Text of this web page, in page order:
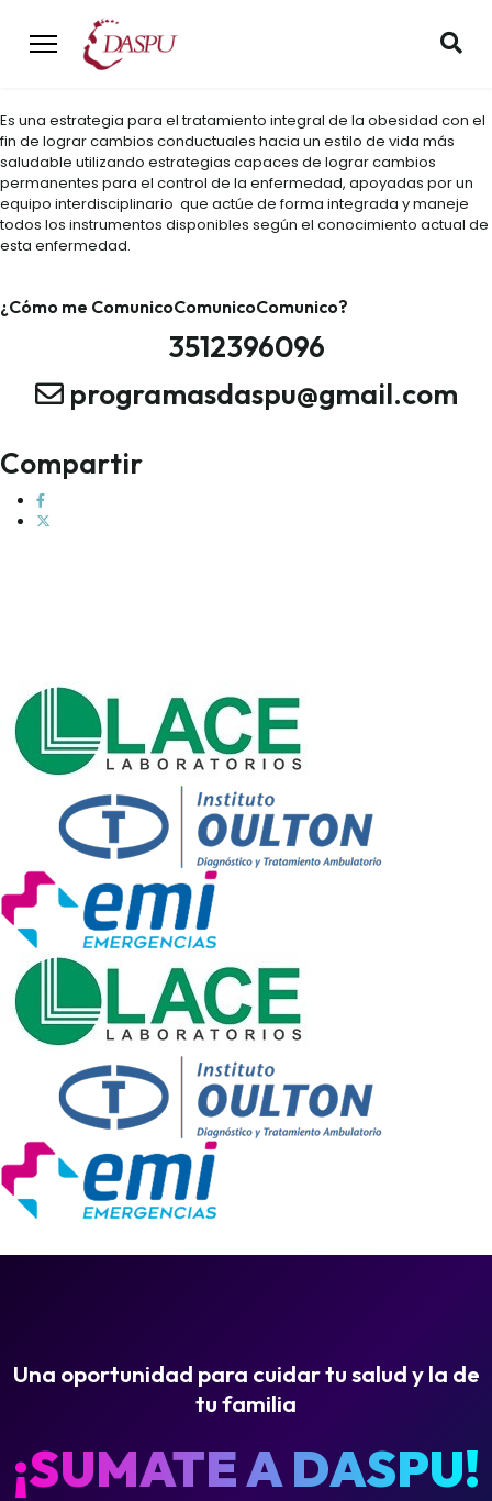
Es una estrategia para el tratamiento integral de la obesidad con el
fin de lograr cambios conductuales hacia un estilo de vida más
saludable utilizando estrategias capaces de lograr cambios
permanentes para el control de la enfermedad, apoyadas por un
equipo interdisciplinario que actúe de forma integrada y maneje
todos los instrumentos disponibles según el conocimiento actual de
esta enfermedad.
¿Cómo me ComunicoComunicoComunico?
3512396096
programasdaspu@gmail.com
Compartir
Una oportunidad para cuidar tu salud y la de
tu familia
¡SUMATE A DASPU!